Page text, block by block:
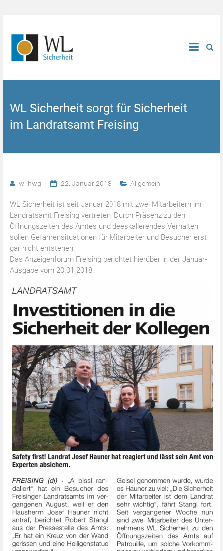
WL Sicherheit sorgt für Sicherheit
im Landratsamt Freising
wl-hwg 22. Januar 2018 Allgemein
WL Sicherheit ist seit Januar 2018 mit zwei Mitarbeitern im
Landratsamt Freising vertreten: Durch Präsenz zu den
Öffnungszeiten des Amtes und deeskalierendes Verhalten
sollen Gefahrensituationen für Mitarbeiter und Besucher erst
gar nicht entstehen.
Das Anzeigenforum Freising berichtet hierüber in der Januar-
Ausgabe vom 20.01.2018.